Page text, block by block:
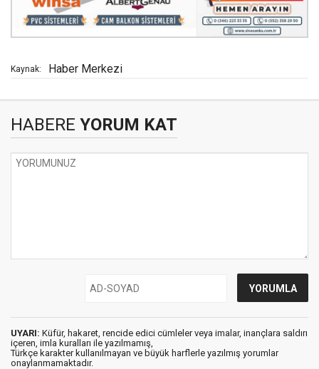
Kaynak: Haber Merkezi
HABERE YORUM KAT
UYARI: Küfür, hakaret, rencide edici cümleler veya imalar, inançlara saldırı
içeren, imla kuralları ile yazılmamış,
Türkçe karakter kullanılmayan ve büyük harflerle yazılmış yorumlar
onaylanmamaktadır.